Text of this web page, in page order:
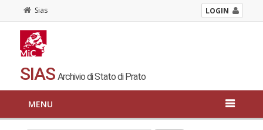
Sias LOGIN
SIAS Archivio di Stato di Prato
MENU